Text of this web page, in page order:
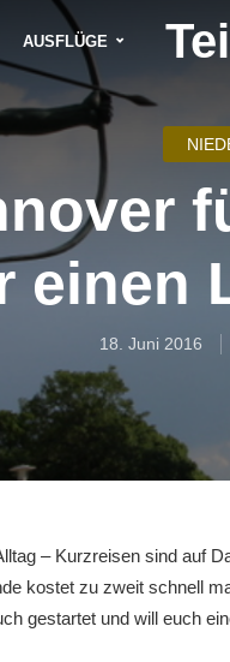
AUSFLÜGE
einen
18. Juni 2016
– Kurzreisen sind auf
kostet zu zweit schnell
gestartet und will euch